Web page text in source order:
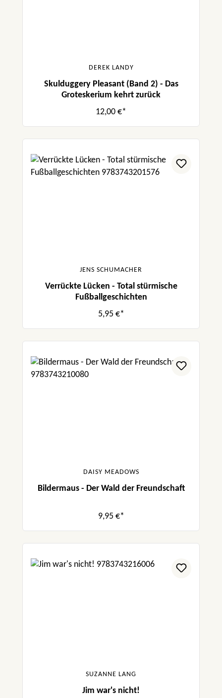
DEREK LANDY
Skulduggery Pleasant (Band 2) - Das
Groteskerium kehrt zurück
12,00 €*
JENS SCHUMACHER
Verrückte Lücken - Total stürmische
Fußballgeschichten
5,95 €*
DAISY MEADOWS
Bildermaus - Der Wald der Freundschaft
9,95 €*
SUZANNE LANG
Jim war's nicht!